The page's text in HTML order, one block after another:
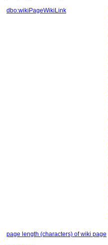
dbo:wikiPageWikiLink
page length (characters) of wiki page